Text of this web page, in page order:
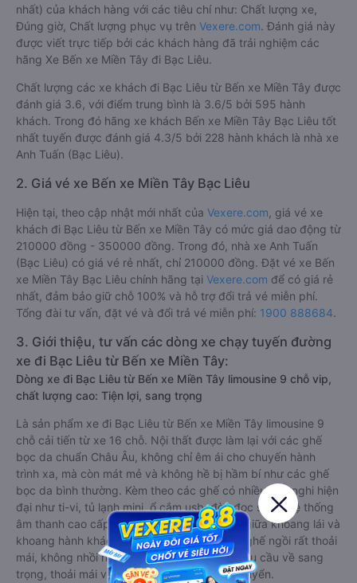
nhất) của khách hàng với các tiêu chí như: Chất lượng xe,
Đúng giờ, Chất lượng phục vụ trên Vexere.com. Đánh giá này
được viết trực tiếp bởi các khách hàng đã trải nghiệm các
hãng Xe Bến xe Miền Tây đi Bạc Liêu.
Chất lượng các xe khách đi Bạc Liêu từ Bến xe Miền Tây được
đánh giá 3.6, với điểm trung bình là 3.6/5 bởi 595 hành
khách. Trong đó hãng xe khách Bến xe Miền Tây Bạc Liêu tốt
nhất tuyến được đánh giá 4.3/5 bởi 228 hành khách là nhà xe
Anh Tuấn (Bạc Liêu).
2. Giá vé xe Bến xe Miền Tây Bạc Liêu
Hiện tại, theo cập nhật mới nhất của Vexere.com , giá vé xe
khách đi Bạc Liêu từ Bến xe Miền Tây có mức giá dao động từ
210000 đồng - 350000 đồng. Trong đó, nhà xe Anh Tuấn
(Bạc Liêu) có giá vé rẻ nhất, chỉ 210000 đồng. Đặt vé xe Bến
xe Miền Tây Bạc Liêu chính hãng tại Vexere.com để có giá rẻ
nhất, đảm bảo giữ chỗ 100% và hỗ trợ đổi trả vé miễn phí.
Tổng đài tư vấn, đặt vé và đổi trả vé miễn phí: 1900 888684.
3. Giới thiệu, tư vấn các dòng xe chạy tuyến đường
xe đi Bạc Liêu từ Bến xe Miền Tây:
Dòng xe đi Bạc Liêu từ Bến xe Miền Tây limousine 9 chỗ vip,
chất lượng cao: Tiện lợi, sang trọng
Là sản phẩm xe đi Bạc Liêu từ Bến xe Miền Tây limousine 9
chỗ cải tiến từ xe 16 chỗ. Nội thất được làm lại với các ghế
bọc da chuẩn Châu Âu, không chỉ êm ái cho chuyến hành
trình xa, mà còn mát mẻ và không hề bị hầm bí như các ghế
bọc da bình thường. Kèm theo các ghế có nhiều tiện nghi hiện
đại như ti-vi, tủ lạnh mini, ổ cắm usb, đèn đọc sách, hệ thống
âm thanh cao cấp. Có vách ngăn riêng biệt giữa khoang lái và
khoang hành khách. Khoảng cách giữa các ghế ngồi rất thoải
mái, không nhồi nhét. Luôn đáp ứng được nhu cầu về sang
trọng, thoải mái và tiện nghi trong việc di chuyển.